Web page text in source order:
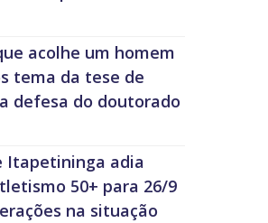
acolhe um homem
tema da tese de
defesa do doutorado
Itapetininga adia
50+ para 26/9
na situação